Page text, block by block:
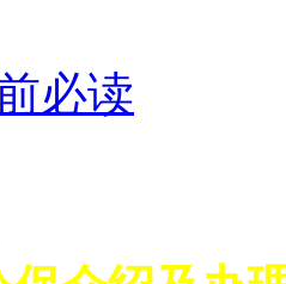
必读